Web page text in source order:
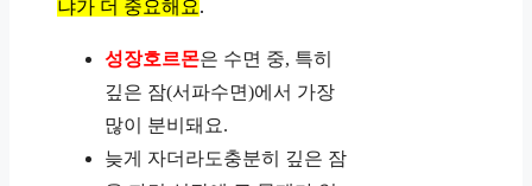
냐가 더 중요해요.
성장호르몬은 수면 중, 특히
깊은 잠(서파수면)에서 가장
많이 분비돼요.
늦게 자더라도충분히 깊은 잠